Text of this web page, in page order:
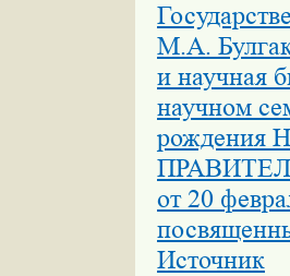
М.А.
и научная
научном
рождения
от 20
Источник